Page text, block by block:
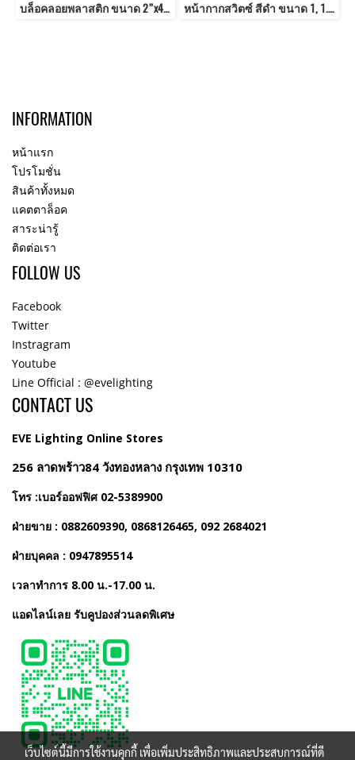
บล็อคลอยพลาสติก ขนาด 2”x4”,4”x4” สีดำ หน้ากากสวิตซ์ สีดำ ขนาด 1, 1.5, 2, 3 , 4 และ 6 ช่อง สีดำสวย หน้ากากดำ
INFORMATION
หน้าแรก
โปรโมชั่น
สินค้าทั้งหมด
แคตตาล็อค
สาระน่ารู้
ติดต่อเรา
FOLLOW US
Facebook
Twitter
Instragram
Youtube
Line Official : @evelighting
CONTACT US
EVE Lighting Online Stores
256 ลาดพร้าว84 วังทองหลาง กรุงเทพ 10310
โทร :เบอร์ออฟฟิศ 02-5389900
ฝ่ายขาย : 0882609390, 0868126465, 092 2684021
ฝ่ายบุคคล : 0947895514
เวลาทำการ 8.00 น.-17.00 น.
แอดไลน์เลย รับคูปองส่วนลดพิเศษ
เว็บไซต์นี้มีการใช้งานคุกกี้ เพื่อเพิ่มประสิทธิภาพและประสบการณ์ที่ดี